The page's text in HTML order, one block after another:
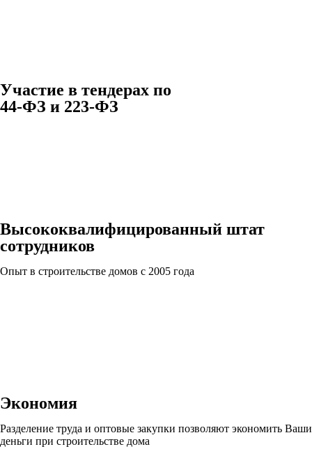
Участие в тендерах по
44-ФЗ и 223-ФЗ
Высококвалифицированный штат
сотрудников
Опыт в строительстве домов с 2005 года
Экономия
Разделение труда и оптовые закупки позволяют экономить Ваши
деньги при строительстве дома